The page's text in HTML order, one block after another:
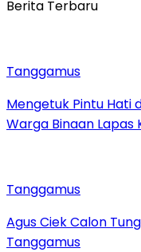
Berita Terbaru
Tanggamus
Mengetuk Pintu Hati
Warga Binaan Lapas
Tanggamus
Agus Ciek Calon
Tanggamus